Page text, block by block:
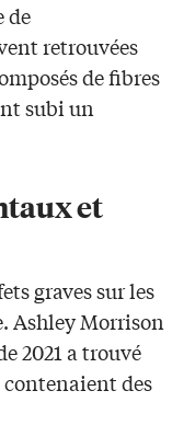
de
retrouvées
de fibres
subi un
et
graves sur les
Ashley Morrison
2021 a trouvé
contenaient des